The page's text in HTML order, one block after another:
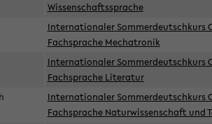
Wissenschaftssprache
Internationaler Sommerdeutschkurs
Fachsprache Mechatronik
Internationaler Sommerdeutschkurs
Fachsprache Literatur
Internationaler Sommerdeutschkurs
Fachsprache Naturwissenschaft und